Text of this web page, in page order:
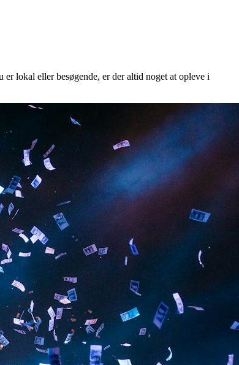
lokal eller besøgende, er der altid noget at opleve i